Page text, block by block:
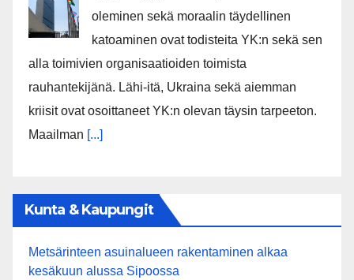
oleminen sekä moraalin täydellinen
katoaminen ovat todisteita YK:n sekä sen
alla toimivien organisaatioiden toimista
rauhantekijänä. Lähi-itä, Ukraina sekä aiemman
kriisit ovat osoittaneet YK:n olevan täysin tarpeeton.
Maailman [...]
Kunta & Kaupungit
Metsärinteen asuinalueen rakentaminen alkaa
kesäkuun alussa Sipoossa